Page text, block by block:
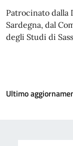
Patrocinato dalla
Sardegna, dal
degli Studi di
Ultimo